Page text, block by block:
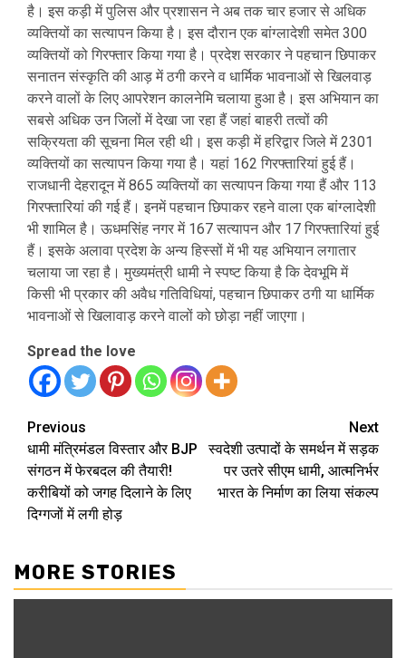
है। इस कड़ी में पुलिस और प्रशासन ने अब तक चार हजार से अधिक
व्यक्तियों का सत्यापन किया है। इस दौरान एक बांग्लादेशी समेत 300
व्यक्तियों को गिरफ्तार किया गया है। प्रदेश सरकार ने पहचान छिपाकर
सनातन संस्कृति की आड़ में ठगी करने व धार्मिक भावनाओं से खिलवाड़
करने वालों के लिए आपरेशन कालनेमि चलाया हुआ है। इस अभियान का
सबसे अधिक उन जिलों में देखा जा रहा हैं जहां बाहरी तत्वों की
सक्रियता की सूचना मिल रही थी। इस कड़ी में हरिद्वार जिले में 2301
व्यक्तियों का सत्यापन किया गया है। यहां 162 गिरफ्तारियां हुई हैं।
राजधानी देहरादून में 865 व्यक्तियों का सत्यापन किया गया हैं और 113
गिरफ्तारियां की गई हैं। इनमें पहचान छिपाकर रहने वाला एक बांग्लादेशी
भी शामिल है। ऊधमसिंह नगर में 167 सत्यापन और 17 गिरफ्तारियां हुई
हैं। इसके अलावा प्रदेश के अन्य हिस्सों में भी यह अभियान लगातार
चलाया जा रहा है। मुख्यमंत्री धामी ने स्पष्ट किया है कि देवभूमि में
किसी भी प्रकार की अवैध गतिविधियां, पहचान छिपाकर ठगी या धार्मिक
भावनाओं से खिलावाड़ करने वालों को छोड़ा नहीं जाएगा।
Spread the love
Continue
Reading
Previous
धामी मंत्रिमंडल विस्तार और BJP
संगठन में फेरबदल की तैयारी!
करीबियों को जगह दिलाने के लिए
दिग्गजों में लगी होड़
Next
स्वदेशी उत्पादों के समर्थन में सड़क
पर उतरे सीएम धामी, आत्मनिर्भर
भारत के निर्माण का लिया संकल्प
MORE STORIES